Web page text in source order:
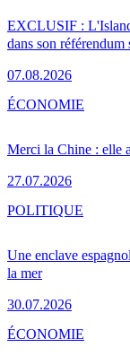
EXCLUSIF :
dans son référendum
07.08.2026
Merci la Chine : elle
27.07.2026
ÉCONOMIE
Une enclave
la mer
30.07.2026
POLITIQUE
ÉCONOMIE